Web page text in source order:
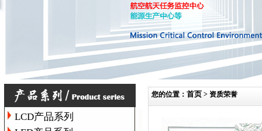
LCD产品系列
您的位置： 首页 > 资质荣誉